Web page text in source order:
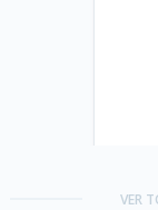
VER